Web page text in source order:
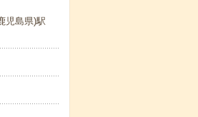
児島県)駅